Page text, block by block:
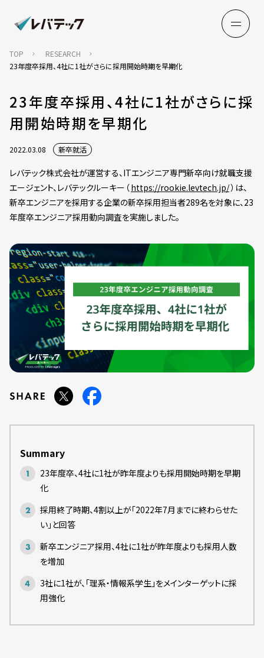
TOP
RESEARCH
23年度卒採用、4社に1社がさらに採用開始時期を早期化
23年度卒採用、4社に1社がさらに採
用開始時期を早期化
2022.03.08 新卒就活
レバテック株式会社が運営する、ITエンジニア専門新卒向け就職支援
エージェント、レバテックルーキー（https://rookie.levtech.jp/）は、
新卒エンジニアを採用する企業の新卒採用担当者289名を対象に、23
年度卒エンジニア採用動向調査を実施しました。
Summary
23年度卒、4社に1社が昨年度よりも採用開始時期を早期
化
採用終了時期、4割以上が「2022年7月までに終わらせた
い」と回答
新卒エンジニア採用、4社に1社が昨年度よりも採用人数
を増加
3社に1社が、「理系・情報系学生」をメインターゲットに採
用強化